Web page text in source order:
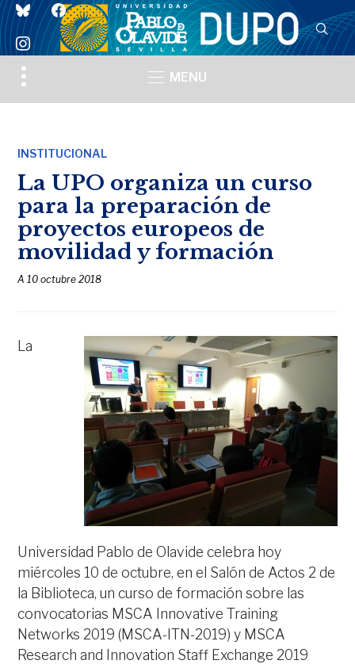
blueskyfacebook
instagram
Toggle
sidebar
MENU
INSTITUCIONAL
La UPO organiza un curso
para la preparación de
proyectos europeos de
movilidad y formación
A10 octubre 2018
La
Universidad Pablo de Olavide celebra hoy
miércoles 10 de octubre, en el Salón de Actos 2 de
la Biblioteca, un curso de formación sobre las
convocatorias MSCA Innovative Training
Networks 2019 (MSCA-ITN-2019) y MSCA
Research and Innovation Staff Exchange 2019